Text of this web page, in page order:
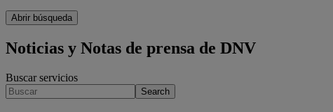
Abrir búsqueda
Noticias y Notas de prensa de DNV
Buscar servicios
Search